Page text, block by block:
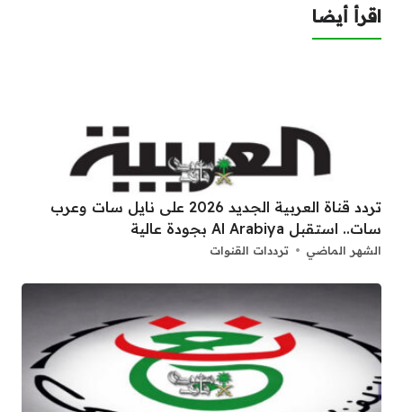
اقرأ أيضا
تردد قناة العربية الجديد 2026 على نايل سات وعرب
سات.. استقبل Al Arabiya بجودة عالية
الشهر الماضي ترددات القنوات